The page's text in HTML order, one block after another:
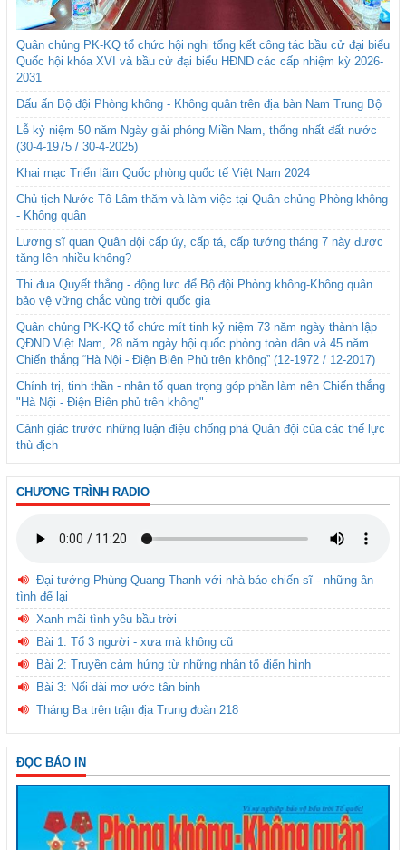
Quân chủng PK-KQ tổ chức hội nghị tổng kết công tác bầu cử đại biểu
Quốc hội khóa XVI và bầu cử đại biểu HĐND các cấp nhiệm kỳ 2026-
2031
Dấu ấn Bộ đội Phòng không - Không quân trên địa bàn Nam Trung Bộ
Lễ kỷ niệm 50 năm Ngày giải phóng Miền Nam, thống nhất đất nước
(30-4-1975 / 30-4-2025)
Khai mạc Triển lãm Quốc phòng quốc tế Việt Nam 2024
Chủ tịch Nước Tô Lâm thăm và làm việc tại Quân chủng Phòng không
- Không quân
Lương sĩ quan Quân đội cấp úy, cấp tá, cấp tướng tháng 7 này được
tăng lên nhiều không?
Thi đua Quyết thắng - động lực để Bộ đội Phòng không-Không quân
bảo vệ vững chắc vùng trời quốc gia
Quân chủng PK-KQ tổ chức mít tinh kỷ niệm 73 năm ngày thành lập
QĐND Việt Nam, 28 năm ngày hội quốc phòng toàn dân và 45 năm
Chiến thắng “Hà Nội - Điện Biên Phủ trên không” (12-1972 / 12-2017)
Chính trị, tinh thần - nhân tố quan trọng góp phần làm nên Chiến thắng
"Hà Nội - Điện Biên phủ trên không"
Cảnh giác trước những luận điệu chống phá Quân đội của các thế lực
thù địch
CHƯƠNG TRÌNH RADIO
Đại tướng Phùng Quang Thanh với nhà báo chiến sĩ - những ân
tình để lại
Xanh mãi tình yêu bầu trời
Bài 1: Tổ 3 người - xưa mà không cũ
Bài 2: Truyền cảm hứng từ những nhân tố điển hình
Bài 3: Nối dài mơ ước tân binh
Tháng Ba trên trận địa Trung đoàn 218
ĐỌC BÁO IN